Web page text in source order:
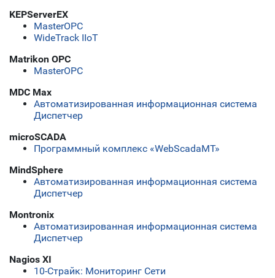
KEPServerEX
MasterOPC
WideTrack IIoT
Matrikon OPC
MasterOPC
MDC Max
Автоматизированная информационная система
Диспетчер
microSCADA
Программный комплекс «WebScadaMT»
MindSphere
Автоматизированная информационная система
Диспетчер
Montronix
Автоматизированная информационная система
Диспетчер
Nagios XI
10-Страйк: Мониторинг Сети